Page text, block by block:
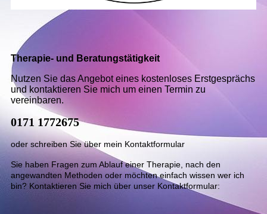
Therapie- und Beratungstätigkeit
Nutzen Sie das Angebot eines kostenloses Erstgesprächs
und kontaktieren Sie mich um einen Termin zu
vereinbaren.
0171 1772675
oder schreiben Sie über mein Kontaktformular
Sie haben Fragen zum Ablauf einer Therapie, nach den
angewandten Methoden oder möchten einfach wissen wer ich
bin? Kontaktieren Sie mich über unser Kontaktformular: